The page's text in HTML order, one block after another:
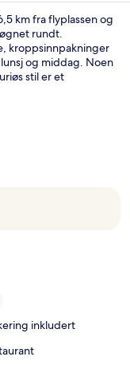
km fra flyplassen og
rundt.
kroppsinnpakninger
og middag. Noen
stil er et
inkludert